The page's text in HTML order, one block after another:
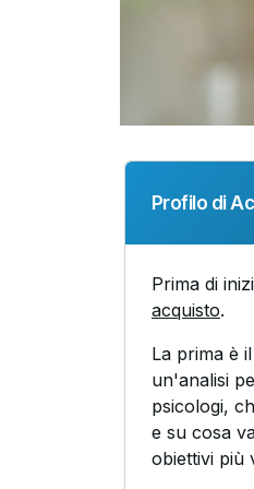
Profilo di
Prima di
acquisto.
La prima è
un'analisi
psicologi,
e su cosa
obiettivi più